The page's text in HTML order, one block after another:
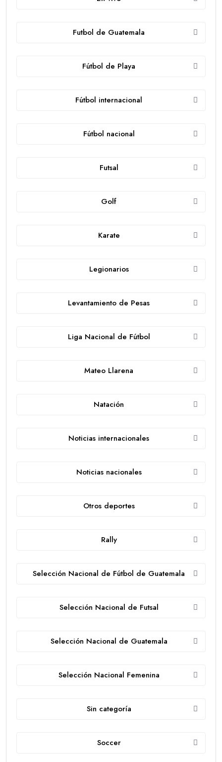
Futbol de Guatemala
Fútbol de Playa
Fútbol internacional
Fútbol nacional
Futsal
Golf
Karate
Legionarios
Levantamiento de Pesas
Liga Nacional de Fútbol
Mateo Llarena
Natación
Noticias internacionales
Noticias nacionales
Otros deportes
Rally
Selección Nacional de Fútbol de Guatemala
Selección Nacional de Futsal
Selección Nacional de Guatemala
Selección Nacional Femenina
Sin categoría
Soccer